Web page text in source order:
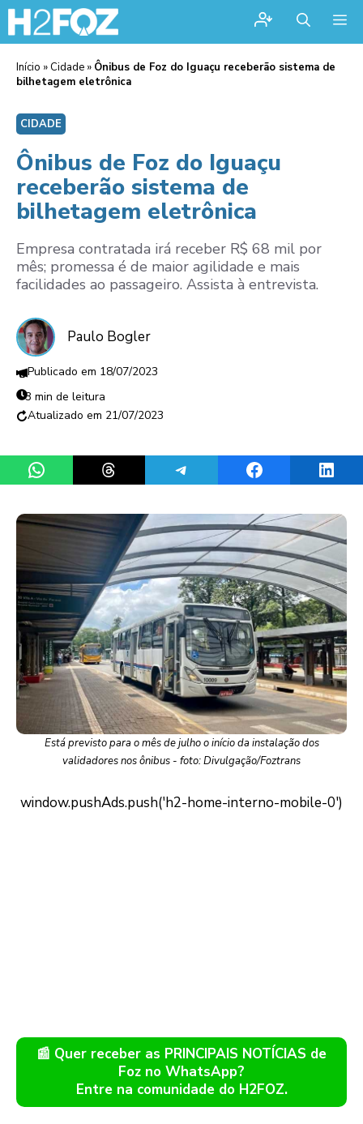
Início » Cidade » Ônibus de Foz do Iguaçu receberão sistema de
bilhetagem eletrônica
CIDADE
Ônibus de Foz do Iguaçu
receberão sistema de
bilhetagem eletrônica
Empresa contratada irá receber R$ 68 mil por
mês; promessa é de maior agilidade e mais
facilidades ao passageiro. Assista à entrevista.
Paulo Bogler
18/07/2023
3 min de leitura
21/07/2023
Share on WhatsAppShare on ThreadsShare on TelegramShare on Facebook
Está previsto para o mês de julho o início da instalação dos
validadores nos ônibus - foto: Divulgação/Foztrans
📰 Quer receber as PRINCIPAIS NOTÍCIAS de
Foz no WhatsApp?
Entre na comunidade do H2FOZ.